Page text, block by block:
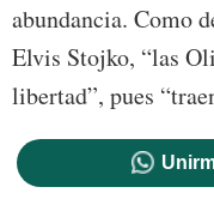
abundancia. Como
Elvis Stojko, “las
libertad”, pues